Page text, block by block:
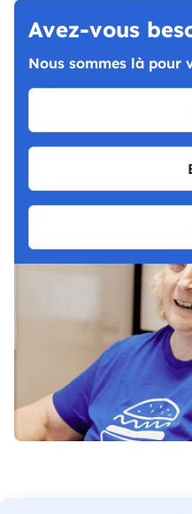
Avez-vous
Nous sommes là pour